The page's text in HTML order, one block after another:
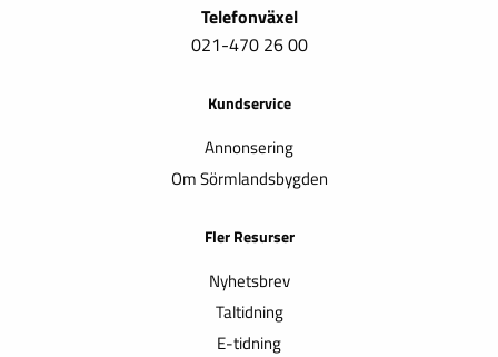
Telefonväxel
021-470 26 00
Kundservice
Annonsering
Om Sörmlandsbygden
Fler Resurser
Nyhetsbrev
Taltidning
E-tidning